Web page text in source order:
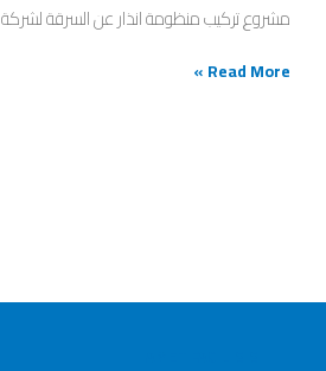
مشروع تركيب منظومة انذار عن السرقة لشركة TAJ للاتصالات
Read More »